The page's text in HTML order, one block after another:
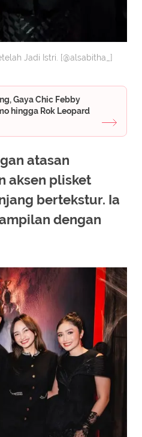
Jadi Istri. [@alsabitha_]
Gaya Chic Febby
hingga Rok Leopard
atasan
aksen plisket
bertekstur. Ia
dengan